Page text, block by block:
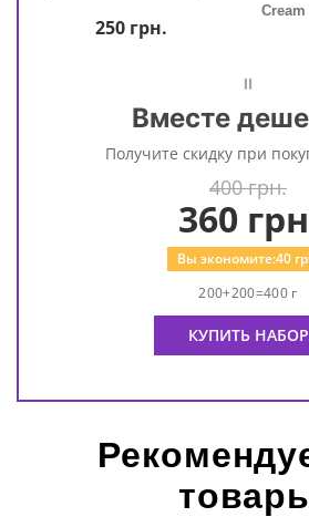
250грн.
=
Вместе
Получите скидку при
400 грн.
360
Вы экономите:40
200+200=400 г
КУПИТЬ НАБОР